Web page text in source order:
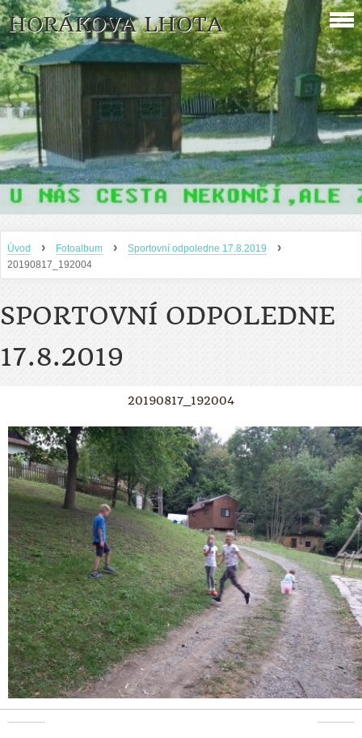
HORÁKOVA LHOTA
Úvod › Fotoalbum › Sportovní odpoledne 17.8.2019 ›
20190817_192004
SPORTOVNÍ ODPOLEDNE
17.8.2019
20190817_192004